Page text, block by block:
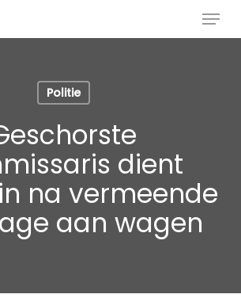
Menu
Politie
dient
na vermeende
aan wagen